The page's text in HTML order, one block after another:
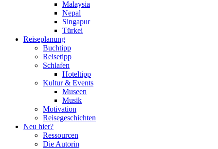
Malaysia
Nepal
Singapur
Türkei
Reiseplanung
Buchtipp
Reisetipp
Schlafen
Hoteltipp
Kultur & Events
Museen
Musik
Motivation
Reisegeschichten
Neu hier?
Ressourcen
Die Autorin